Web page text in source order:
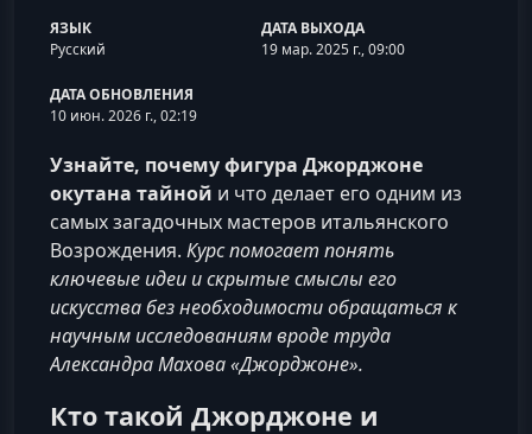
ЯЗЫК
Русский
ДАТА ВЫХОДА
19 мар. 2025 г., 09:00
ДАТА ОБНОВЛЕНИЯ
10 июн. 2026 г., 02:19
Узнайте, почему фигура Джорджоне
окутана тайной и что делает его одним из
самых загадочных мастеров итальянского
Возрождения. Курс помогает понять
ключевые идеи и скрытые смыслы его
искусства без необходимости обращаться к
научным исследованиям вроде труда
Александра Махова «Джорджоне».
Кто такой Джорджоне и